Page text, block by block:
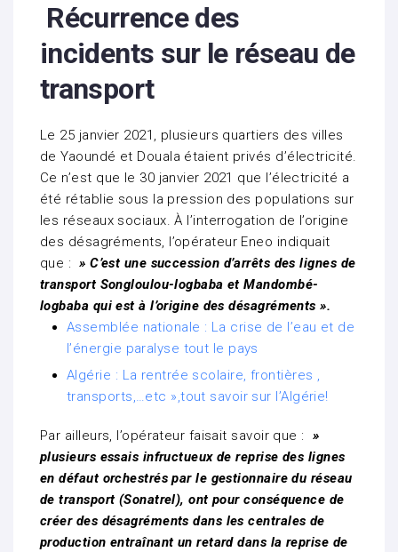
Récurrence des
incidents sur le réseau de
transport
Le 25 janvier 2021, plusieurs quartiers des villes
de Yaoundé et Douala étaient privés d’électricité.
Ce n’est que le 30 janvier 2021 que l’électricité a
été rétablie sous la pression des populations sur
les réseaux sociaux. À l’interrogation de l’origine
des désagréments, l’opérateur Eneo indiquait
que : » C’est une succession d’arrêts des lignes de
transport Songloulou-logbaba et Mandombé-
logbaba qui est à l’origine des désagréments ».
Assemblée nationale : La crise de l’eau et de
l’énergie paralyse tout le pays
Algérie : La rentrée scolaire, frontières ,
transports,…etc »,tout savoir sur l’Algérie!
Par ailleurs, l’opérateur faisait savoir que :
»
plusieurs essais infructueux de reprise des lignes
en défaut orchestrés par le gestionnaire du réseau
de transport (Sonatrel), ont pour conséquence de
créer des désagréments dans les centrales de
production entraînant un retard dans la reprise de